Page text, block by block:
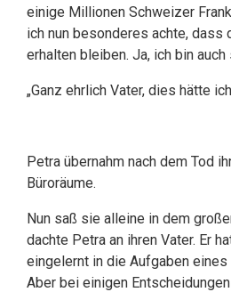
einige Millionen Schweizer
ich nun besonderes achte, dass
erhalten bleiben. Ja, ich bin
„Ganz ehrlich Vater, dies hätte
Petra übernahm nach dem Tod
Büroräume.
Nun saß sie alleine in dem
dachte Petra an ihren Vater. Er
eingelernt in die Aufgaben
Aber bei einigen